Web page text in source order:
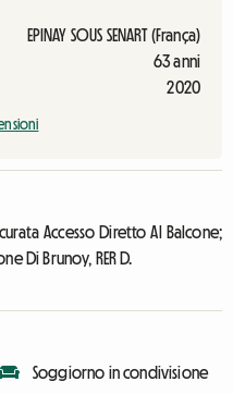
EPINAY SOUS SENART (França)
63 anni
2020
Accesso Diretto Al Balcone;
Di Brunoy, RER D.
Soggiorno in condivisione